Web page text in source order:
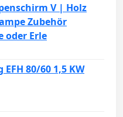
V | Holz
Zubehör
oder Erle
80/60 1,5 KW